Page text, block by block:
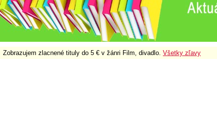
Zobrazujem zlacnené tituly do 5 € v žánri Film, divadlo. Všetky zľavy